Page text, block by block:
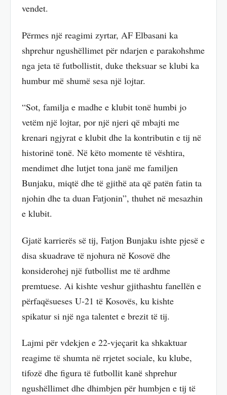
vendet.
Përmes një reagimi zyrtar, AF Elbasani ka
shprehur ngushëllimet për ndarjen e parakohshme
nga jeta të futbollistit, duke theksuar se klubi ka
humbur më shumë sesa një lojtar.
“Sot, familja e madhe e klubit tonë humbi jo
vetëm një lojtar, por një njeri që mbajti me
krenari ngjyrat e klubit dhe la kontributin e tij në
historinë tonë. Në këto momente të vështira,
mendimet dhe lutjet tona janë me familjen
Bunjaku, miqtë dhe të gjithë ata që patën fatin ta
njohin dhe ta duan Fatjonin”, thuhet në mesazhin
e klubit.
Gjatë karrierës së tij, Fatjon Bunjaku ishte pjesë e
disa skuadrave të njohura në Kosovë dhe
konsiderohej një futbollist me të ardhme
premtuese. Ai kishte veshur gjithashtu fanellën e
përfaqësueses U-21 të Kosovës, ku kishte
spikatur si një nga talentet e brezit të tij.
Lajmi për vdekjen e 22-vjeçarit ka shkaktuar
reagime të shumta në rrjetet sociale, ku klube,
tifozë dhe figura të futbollit kanë shprehur
ngushëllimet dhe dhimbjen për humbjen e tij të